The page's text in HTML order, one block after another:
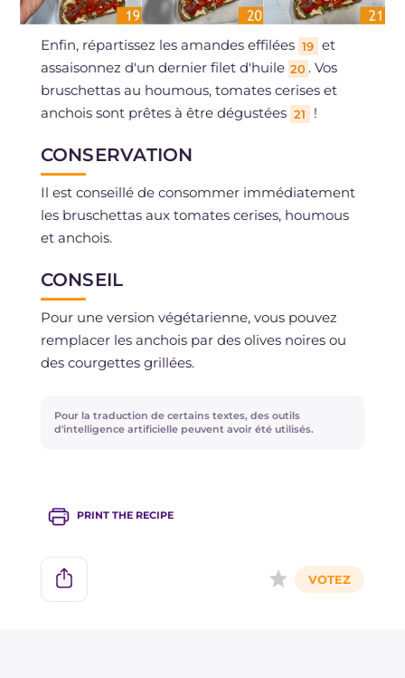
Enfin, répartissez les amandes effilées 19 et
assaisonnez d'un dernier filet d'huile 20 . Vos
bruschettas au houmous, tomates cerises et
anchois sont prêtes à être dégustées 21 !
CONSERVATION
Il est conseillé de consommer immédiatement
les bruschettas aux tomates cerises, houmous
et anchois.
CONSEIL
Pour une version végétarienne, vous pouvez
remplacer les anchois par des olives noires ou
des courgettes grillées.
Pour la traduction de certains textes, des outils
d'intelligence artificielle peuvent avoir été utilisés.
PRINT THE RECIPE